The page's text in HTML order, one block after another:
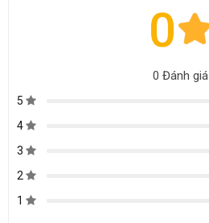
0
0 Đánh giá
5
4
3
2
1